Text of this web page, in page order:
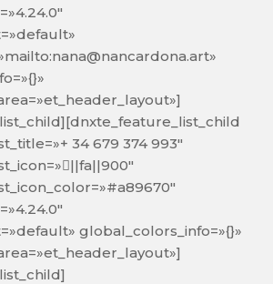
34 679 374 993″
global_colors_info=»{}»